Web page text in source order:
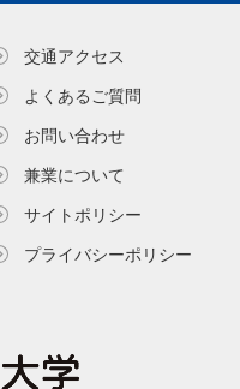
交通アクセス
よくあるご質問
お問い合わせ
兼業について
サイトポリシー
プライバシーポリシー